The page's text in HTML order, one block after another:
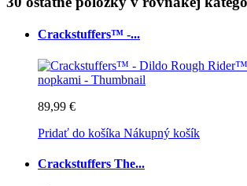
Crackstuffers™ -...
89,99 €
Pridať do košíka Nákupný košík
Crackstuffers The...